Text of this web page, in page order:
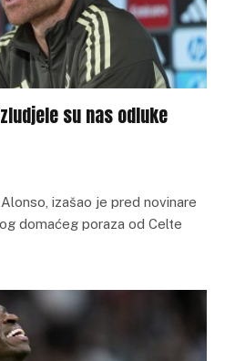
su nas odluke
izašao je pred novinare
domaćeg poraza od Celte